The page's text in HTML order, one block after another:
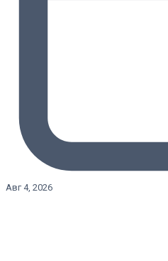
Авг 4, 2026